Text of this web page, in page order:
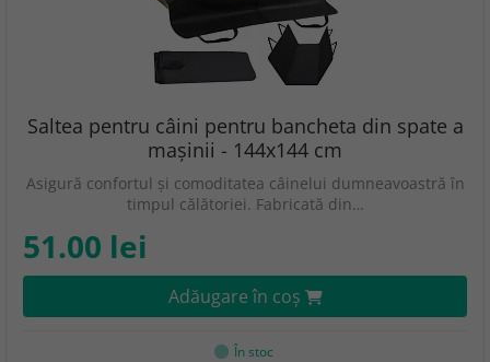
Saltea pentru câini pentru bancheta din spate a
mașinii - 144x144 cm
Asigură confortul și comoditatea câinelui dumneavoastră în
timpul călătoriei. Fabricată din…
51.00 lei
Adăugare în coş
În stoc